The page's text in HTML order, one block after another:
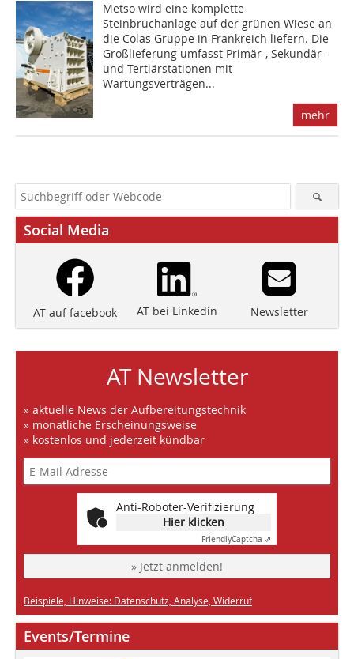
Metso wird eine komplette
Steinbruchanlage auf der grünen Wiese an
die Colas Gruppe in Frankreich liefern. Die
Großlieferung umfasst Primär-, Sekundär-
und Tertiärstationen mit
Wartungsverträgen...
mehr
Social Media
AT auf facebook AT bei Linkedin Newsletter
AT Newsletter
» aktuelle News der Aufbereitungstechnik
» monatliche Erscheinungsweise
» kostenlos und jederzeit kündbar
Anti-Roboter-Verifizierung
Hier klicken
FriendlyCaptcha ⇗
» Jetzt anmelden!
Beispiele, Hinweise: Datenschutz, Analyse, Widerruf
Events/Termine